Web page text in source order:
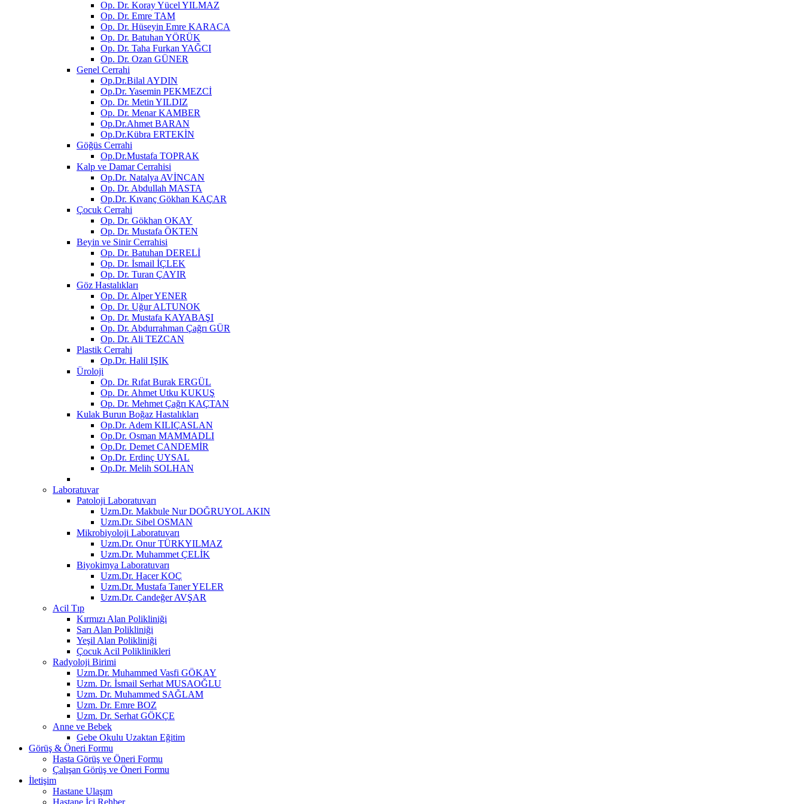
Op. Dr. Koray Yücel YILMAZ
Op. Dr. Emre TAM
Op. Dr. Hüseyin Emre KARACA
Op. Dr. Batuhan YÖRÜK
Op. Dr. Taha Furkan YAĞCI
Op. Dr. Ozan GÜNER
Genel Cerrahi
Op.Dr.Bilal AYDIN
Op.Dr. Yasemin PEKMEZCİ
Op. Dr. Metin YILDIZ
Op. Dr. Menar KAMBER
Op.Dr.Ahmet BARAN
Op.Dr.Kübra ERTEKİN
Göğüs Cerrahi
Op.Dr.Mustafa TOPRAK
Kalp ve Damar Cerrahisi
Op.Dr. Natalya AVİNCAN
Op. Dr. Abdullah MASTA
Op.Dr. Kıvanç Gökhan KAÇAR
Çocuk Cerrahi
Op. Dr. Gökhan OKAY
Op. Dr. Mustafa ÖKTEN
Beyin ve Sinir Cerrahisi
Op. Dr. Batuhan DERELİ
Op. Dr. İsmail İÇLEK
Op. Dr. Turan ÇAYIR
Göz Hastalıkları
Op. Dr. Alper YENER
Op. Dr. Uğur ALTUNOK
Op. Dr. Mustafa KAYABAŞI
Op. Dr. Abdurrahman Çağrı GÜR
Op. Dr. Ali TEZCAN
Plastik Cerrahi
Op.Dr. Halil IŞIK
Üroloji
Op. Dr. Rıfat Burak ERGÜL
Op. Dr. Ahmet Utku KUKUŞ
Op. Dr. Mehmet Çağrı KAÇTAN
Kulak Burun Boğaz Hastalıkları
Op.Dr. Adem KILIÇASLAN
Op.Dr. Osman MAMMADLI
Op.Dr. Demet CANDEMİR
Op.Dr. Erdinç UYSAL
Op.Dr. Melih SOLHAN
Laboratuvar
Patoloji Laboratuvarı
Uzm.Dr. Makbule Nur DOĞRUYOL AKIN
Uzm.Dr. Sibel OSMAN
Mikrobiyoloji Laboratuvarı
Uzm.Dr. Onur TÜRKYILMAZ
Uzm.Dr. Muhammet ÇELİK
Biyokimya Laboratuvarı
Uzm.Dr. Hacer KOÇ
Uzm.Dr. Mustafa Taner YELER
Uzm.Dr. Candeğer AVŞAR
Acil Tıp
Kırmızı Alan Polikliniği
Sarı Alan Polikliniği
Yeşil Alan Polikliniği
Çocuk Acil Poliklinikleri
Radyoloji Birimi
Uzm.Dr. Muhammed Vasfi GÖKAY
Uzm. Dr. İsmail Serhat MUSAOĞLU
Uzm. Dr. Muhammed SAĞLAM
Uzm. Dr. Emre BOZ
Uzm. Dr. Serhat GÖKÇE
Anne ve Bebek
Gebe Okulu Uzaktan Eğitim
Görüş & Öneri Formu
Hasta Görüş ve Öneri Formu
Çalışan Görüş ve Öneri Formu
İletişim
Hastane Ulaşım
Hastane İçi Rehber